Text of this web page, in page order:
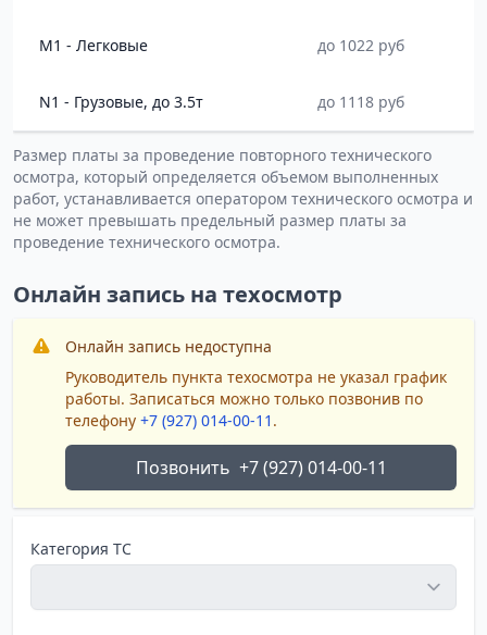
M1 - Легковые до 1022 руб
N1 - Грузовые, до 3.5т до 1118 руб
Размер платы за проведение повторного технического
осмотра, который определяется объемом выполненных
работ, устанавливается оператором технического осмотра и
не может превышать предельный размер платы за
проведение технического осмотра.
Онлайн запись на техосмотр
Онлайн запись недоступна
Руководитель пункта техосмотра не указал график
работы. Записаться можно только позвонив по
телефону +7 (927) 014-00-11 .
Позвонить +7 (927) 014-00-11
Категория ТС